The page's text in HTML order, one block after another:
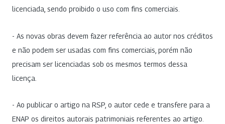
licenciada, sendo proibido o uso com fins comerciais.
- As novas obras devem fazer referência ao autor nos créditos
e não podem ser usadas com fins comerciais, porém não
precisam ser licenciadas sob os mesmos termos dessa
licença.
- Ao publicar o artigo na RSP, o autor cede e transfere para a
ENAP os direitos autorais patrimoniais referentes ao artigo.